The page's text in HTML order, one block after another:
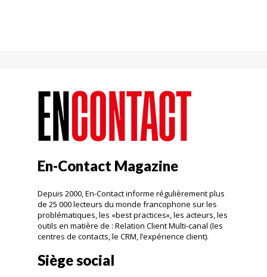
En-Contact Magazine
Depuis 2000, En-Contact informe régulièrement plus
de 25 000 lecteurs du monde francophone sur les
problématiques, les «best practices», les acteurs, les
outils en matière de : Relation Client Multi-canal (les
centres de contacts, le CRM, l’expérience client).
Siège social